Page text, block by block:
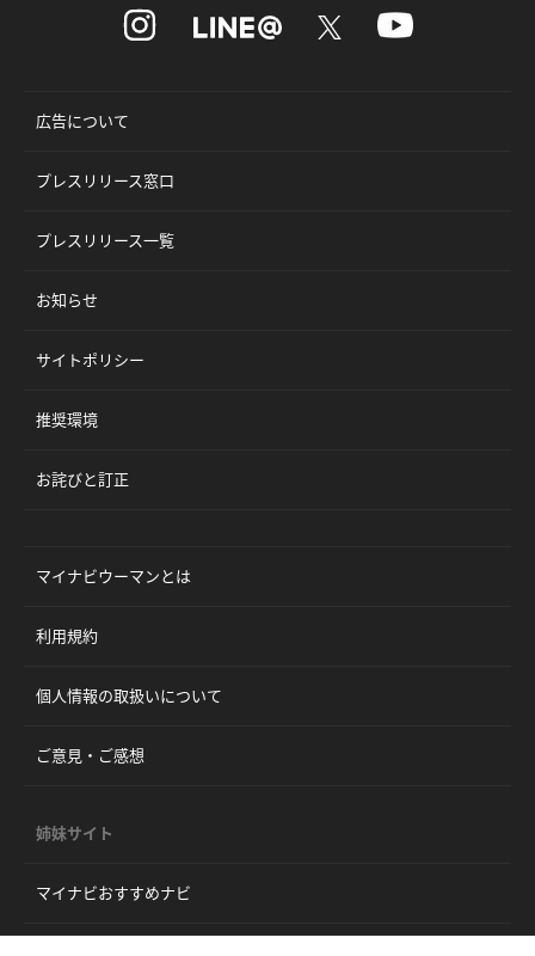
広告について
プレスリリース窓口
プレスリリース一覧
お知らせ
サイトポリシー
推奨環境
お詫びと訂正
マイナビウーマンとは
利用規約
個人情報の取扱いについて
ご意見・ご感想
姉妹サイト
マイナビおすすめナビ